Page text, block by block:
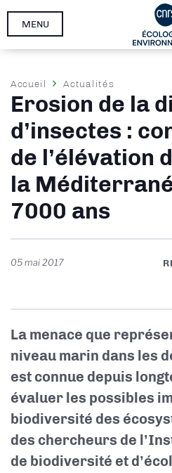
Aller
MENU
Fil
d'Ariane
Accueil Actualités
Erosion de la
d’insectes :
de l’élévation
la
7000 ans
05 mai 2017
La menace que
niveau marin dans les
est connue depuis
évaluer les possibles
biodiversité des
des chercheurs de
de biodiversité et